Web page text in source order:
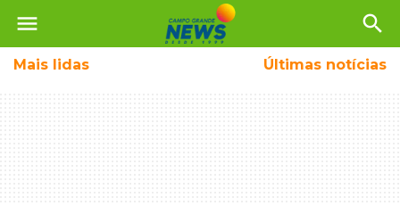
menu search
Mais lidas Últimas notícias